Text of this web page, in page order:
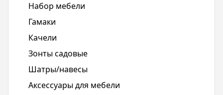
Набор мебели
Гамаки
Качели
Зонты садовые
Шатры/навесы
Аксессуары для мебели